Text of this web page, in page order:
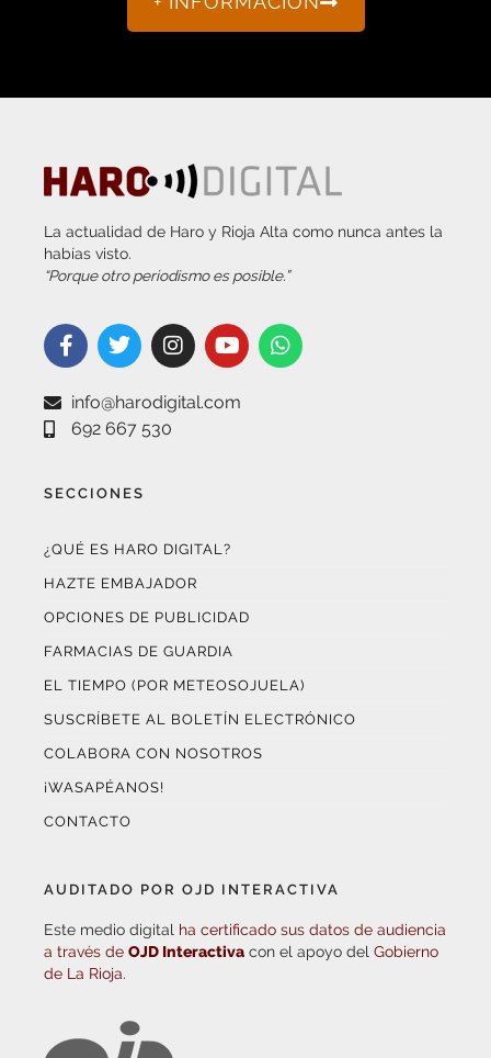
La actualidad de Haro y Rioja Alta como nunca antes la
habías visto.
“Porque otro periodismo es posible.”
info@harodigital.com
692 667 530
SECCIONES
¿QUÉ ES HARO DIGITAL?
HAZTE EMBAJADOR
OPCIONES DE PUBLICIDAD
FARMACIAS DE GUARDIA
EL TIEMPO (POR METEOSOJUELA)
SUSCRÍBETE AL BOLETÍN ELECTRÓNICO
COLABORA CON NOSOTROS
¡WASAPÉANOS!
CONTACTO
AUDITADO POR OJD INTERACTIVA
Este medio digital ha certificado sus datos de audiencia
a través de OJD Interactiva con el apoyo del Gobierno
de La Rioja.